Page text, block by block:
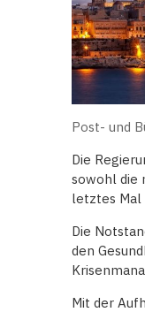
Post- und
Die
sowohl die
letztes Mal
Die
den
Mit der